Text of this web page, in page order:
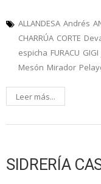
ALLANDESA Andrés
CHARRÚA CORTE
espicha FURACU GIGI
Mesón Mirador
Leer más...
SIDRERÍA